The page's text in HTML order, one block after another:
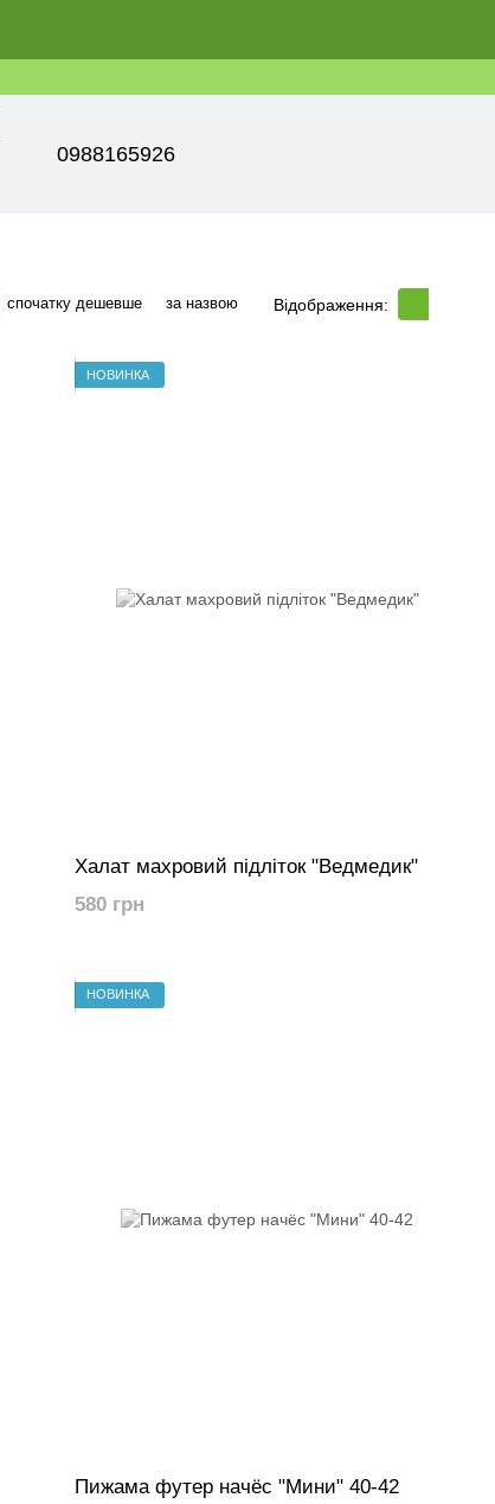
0988165926
спочатку дешевше за назвою Відображення:
НОВИНКА
Халат махровий підліток "Ведмедик"
580 грн
НОВИНКА
Пижама футер начёс "Мини" 40-42